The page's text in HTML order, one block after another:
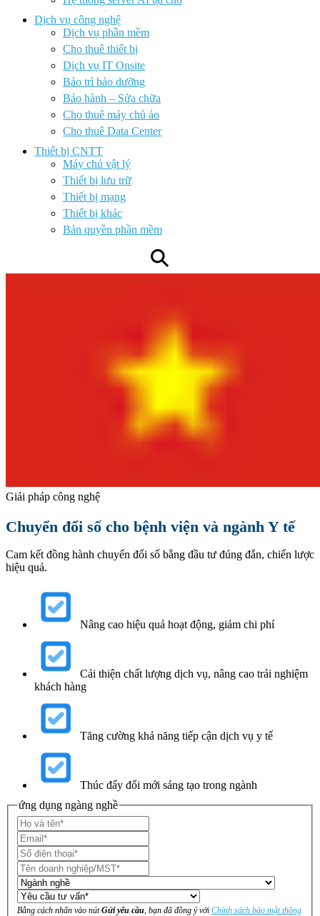
Dịch vụ công nghệ
Dịch vụ phần mềm
Cho thuê thiết bị
Dịch vụ IT Onsite
Bảo trì bảo dưỡng
Bảo hành – Sửa chữa
Cho thuê máy chủ ảo
Cho thuê Data Center
Thiết bị CNTT
Máy chủ vật lý
Thiết bị lưu trữ
Thiết bị mạng
Thiết bị khác
Bản quyền phần mềm
⚲
Giải pháp công nghệ
Chuyển đổi số cho bệnh viện và ngành Y tế
Cam kết đồng hành chuyển đổi số bằng đầu tư đúng đắn, chiến lược
hiệu quả.
Nâng cao hiệu quả hoạt động, giảm chi phí
Cải thiện chất lượng dịch vụ, nâng cao trải nghiệm
khách hàng
Tăng cường khả năng tiếp cận dịch vụ y tế
Thúc đẩy đổi mới sáng tạo trong ngành
ứng dụng ngàng nghề
Bằng cách nhấn vào nútGửi yêu cầu , bạn đã đồng ý với Chính sách bảo mật thông